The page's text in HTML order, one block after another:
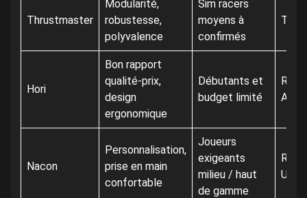
Thrustmaster
Modularité,
robustesse,
polyvalence
Sim racers
moyens à
confirmés
Hori
Bon rapport
qualité-prix,
design
ergonomique
Débutants et
budget limité
Apex
Nacon
Personnalisation,
prise en main
confortable
Joueurs
exigeants
milieu / haut
de gamme